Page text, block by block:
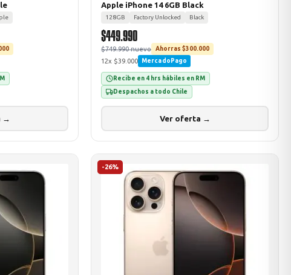
→
Apple iPhone 14 6GB Black
128GB Factory Unlocked Black
$449.990
$749.990 nuevo Ahorras $300.000
12x $39.000 MercadoPago
Recibe en 4 hrs hábiles en RM
Despachos a todo Chile
Ver oferta →
-26%